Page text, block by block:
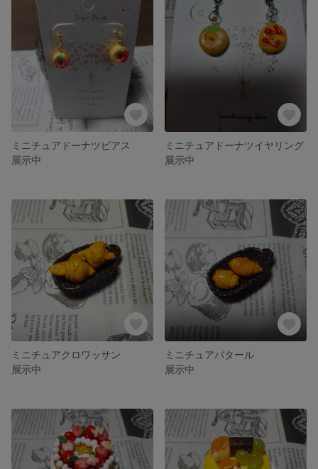
ミニチュアドーナツピアス
展示中
ミニチュアドーナツイヤリング
展示中
ミニチュアクロワッサン
展示中
ミニチュアバタール
展示中